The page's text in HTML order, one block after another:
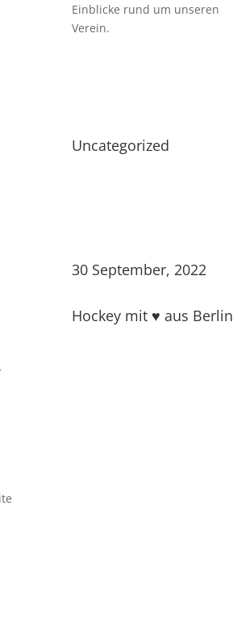
Einblicke rund um unseren
Verein.
Uncategorized
30 September, 2022
Hockey mit ♥ aus Berlin